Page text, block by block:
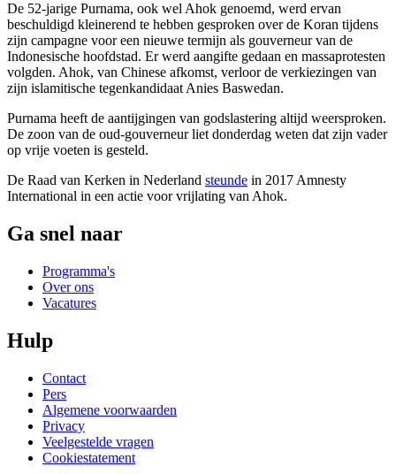
De 52-jarige Purnama, ook wel Ahok genoemd, werd ervan
beschuldigd kleinerend te hebben gesproken over de Koran tijdens
zijn campagne voor een nieuwe termijn als gouverneur van de
Indonesische hoofdstad. Er werd aangifte gedaan en massaprotesten
volgden. Ahok, van Chinese afkomst, verloor de verkiezingen van
zijn islamitische tegenkandidaat Anies Baswedan.
Purnama heeft de aantijgingen van godslastering altijd weersproken.
De zoon van de oud-gouverneur liet donderdag weten dat zijn vader
op vrije voeten is gesteld.
De Raad van Kerken in Nederland steunde in 2017 Amnesty
International in een actie voor vrijlating van Ahok.
Ga snel naar
Programma's
Over ons
Vacatures
Hulp
Contact
Pers
Algemene voorwaarden
Privacy
Veelgestelde vragen
Cookiestatement